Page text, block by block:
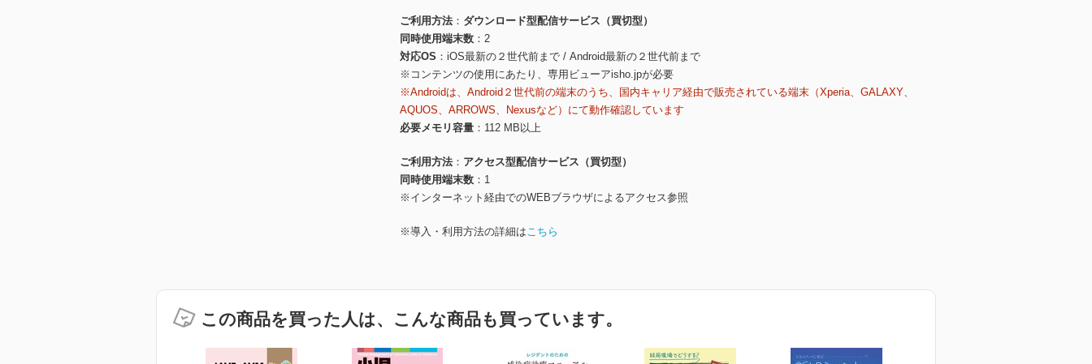
ご利用方法
ダウンロード型配信サービス（買切型）
同時使用端末数
2
対応OS
iOS最新の２世代前まで / Android最新の２世代前まで
※コンテンツの使用にあたり、専用ビューアisho.jpが必要
※Androidは、Android２世代前の端末のうち、国内キャリア経由で販売されている端末（Xperia、GALAXY、
AQUOS、ARROWS、Nexusなど）にて動作確認しています
必要メモリ容量
112 MB以上
ご利用方法
アクセス型配信サービス（買切型）
同時使用端末数
1
※インターネット経由でのWEBブラウザによるアクセス参照
※導入・利用方法の詳細はこちら
この商品を買った人は、こんな商品も買っています。